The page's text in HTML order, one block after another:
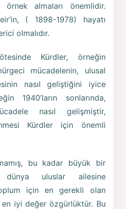
örnek almaları önemlidir.
( 1898-1978) hayatı
olmalıdır.
Kürdler, örneğin
mücadelenin, ulusal
nasıl geliştiğini iyice
1940’ların sonlarında,
nasıl gelişmiştir,
Kürdler için önemli
bu kadar büyük bir
dünya uluslar ailesine
için en gerekli olan
iyi değer özgürlüktür. Bu